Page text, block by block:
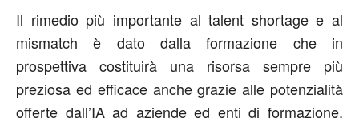
Il rimedio più importante al talent shortage e al
mismatch è dato dalla formazione che in
prospettiva costituirà una risorsa sempre più
preziosa ed efficace anche grazie alle potenzialità
offerte dall’IA ad aziende ed enti di formazione.